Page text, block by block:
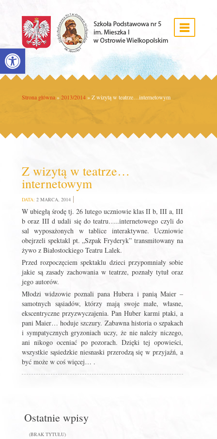
Open toolbar
Strona główna » 2013/2014 »Z wizytą w teatrze…internetowym
Z wizytą w teatrze…
internetowym
DATA: 2 MARCA, 2014
W ubiegłą środę tj. 26 lutego uczniowie klas II b, III a, III
b oraz III d udali się do teatru…..internetowego czyli do
sal wyposażonych w tablice interaktywne. Uczniowie
obejrzeli spektakl pt. „Szpak Fryderyk” transmitowany na
żywo z Białostockiego Teatru Lalek.
Przed rozpoczęciem spektaklu dzieci przypomniały sobie
jakie są zasady zachowania w teatrze, poznały tytuł oraz
jego autorów.
Młodzi widzowie poznali pana Hubera i panią Maier –
samotnych sąsiadów, którzy mają swoje małe, własne,
ekscentryczne przyzwyczajenia. Pan Huber karmi ptaki, a
pani Maier… hoduje szczury. Zabawna historia o szpakach
i sympatycznych gryzoniach uczy, że nie należy niczego,
ani nikogo oceniać po pozorach. Dzięki tej opowieści,
wszystkie sąsiedzkie niesnaski przerodzą się w przyjaźń, a
być może w coś więcej… .
Ostatnie wpisy
(BRAK TYTUŁU)